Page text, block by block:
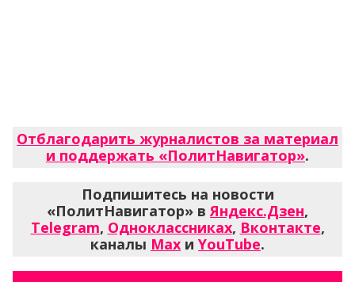
Отблагодарить журналистов за материал
и поддержать «ПолитНавигатор».
Подпишитесь на новости
«ПолитНавигатор» вЯндекс.Дзен,
Telegram, Одноклассниках, Вконтакте,
каналы Max и YouTube.